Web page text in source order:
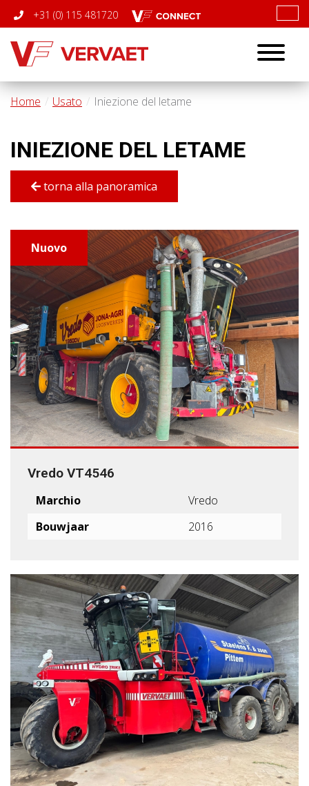
+31 (0) 115 481720
Toggle
Home Usato Iniezione del letame
INIEZIONE DEL LETAME
torna alla panoramica
Nuovo
Vredo VT4546
Marchio
Vredo
Bouwjaar
2016